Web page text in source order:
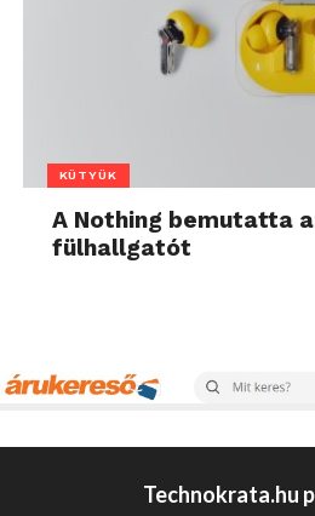
KÜTYÜK
A Nothing bemutatta
fülhallgatót
Technokrata.hu